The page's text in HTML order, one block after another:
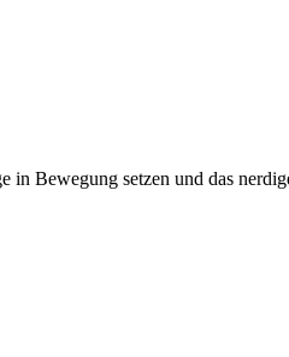
in Bewegung setzen und das